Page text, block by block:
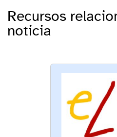
Recursos
noticia